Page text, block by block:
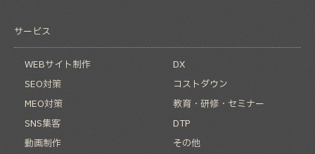
サービス
WEBサイト制作
SEO対策
MEO対策
SNS集客
動画制作
DX
コストダウン
教育・研修・セミナー
DTP
その他